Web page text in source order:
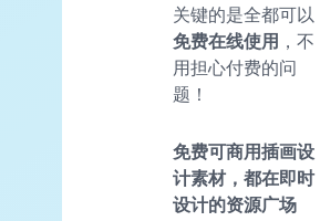
关键的是全都可以
免费在线使用 ，不
用担心付费的问
题！
免费可商用插画设
计素材，都在即时
设计的资源广场